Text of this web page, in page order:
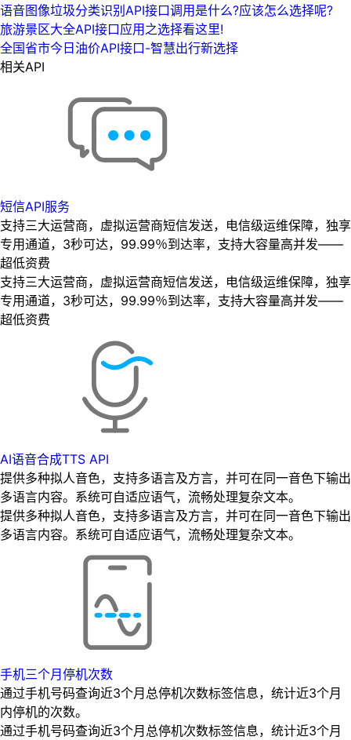
语音图像垃圾分类识别API接口调用是什么?应该怎么选择呢?
旅游景区大全API接口应用之选择看这里!
全国省市今日油价API接口-智慧出行新选择
相关API
短信API服务
支持三大运营商，虚拟运营商短信发送，电信级运维保障，独享
专用通道，3秒可达，99.99％到达率，支持大容量高并发——
超低资费
支持三大运营商，虚拟运营商短信发送，电信级运维保障，独享
专用通道，3秒可达，99.99％到达率，支持大容量高并发——
超低资费
AI语音合成TTS API
提供多种拟人音色，支持多语言及方言，并可在同一音色下输出
多语言内容。系统可自适应语气，流畅处理复杂文本。
提供多种拟人音色，支持多语言及方言，并可在同一音色下输出
多语言内容。系统可自适应语气，流畅处理复杂文本。
手机三个月停机次数
通过手机号码查询近3个月总停机次数标签信息，统计近3个月
内停机的次数。
通过手机号码查询近3个月总停机次数标签信息，统计近3个月